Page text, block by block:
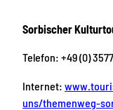
Sorbischer
Telefon: +49 (0)
Internet:
uns/themenweg-